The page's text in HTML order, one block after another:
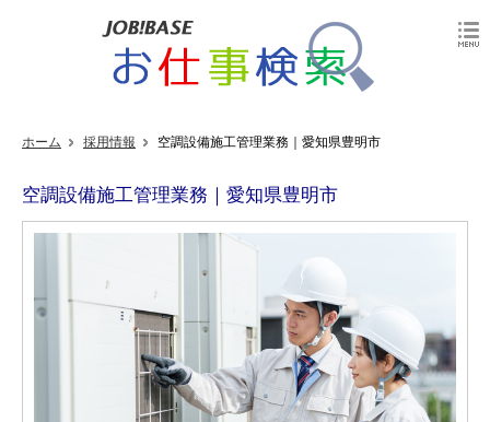
ホーム 採用情報 空調設備施工管理業務｜愛知県豊明市
空調設備施工管理業務｜愛知県豊明市